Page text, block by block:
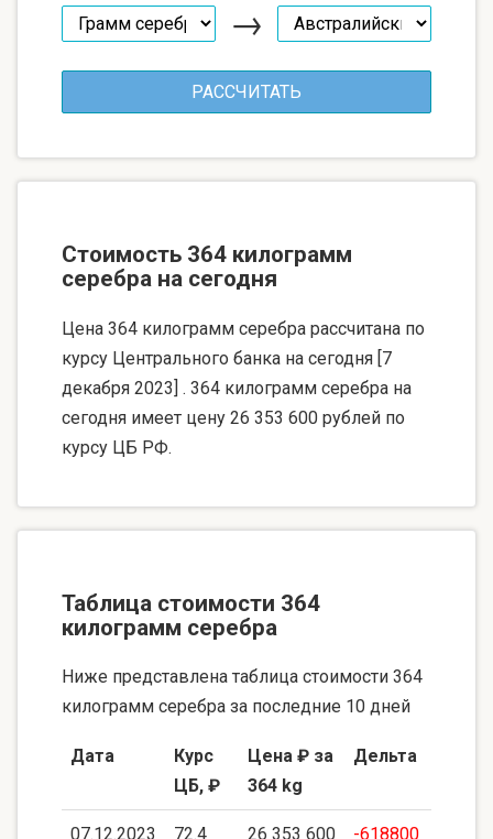
→
Стоимость 364 килограмм
серебра на сегодня
Цена 364 килограмм серебра рассчитана по
курсу Центрального банка на сегодня [7
декабря 2023] . 364 килограмм серебра на
сегодня имеет цену 26 353 600 рублей по
курсу ЦБ РФ.
Таблица стоимости 364
килограмм серебра
Ниже представлена таблица стоимости 364
килограмм серебра за последние 10 дней
Дата
Курс
ЦБ, ₽
Цена ₽ за
364 kg
Дельта
07.12.2023 72.4 26 353 600 -618800